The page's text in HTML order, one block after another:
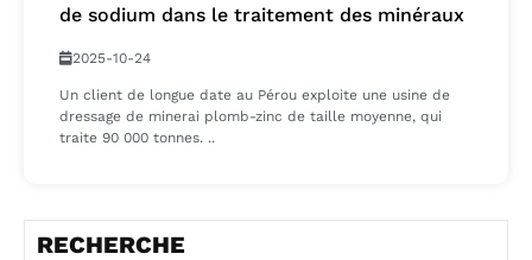
de sodium dans le traitement des minéraux
2025-10-24
Un client de longue date au Pérou exploite une usine de
dressage de minerai plomb-zinc de taille moyenne, qui
traite 90 000 tonnes. ..
RECHERCHE